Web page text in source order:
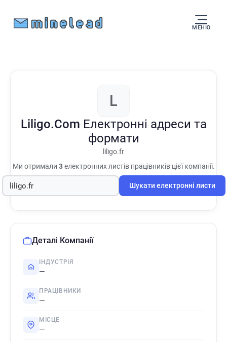
МЕНЮ
L
Liligo.Com Електронні адреси та
формати
liligo.fr
Ми отримали 3електронних листів працівників цієї компанії.
Шукати електронні листи
Деталі Компанії
ІНДУСТРІЯ
—
ПРАЦІВНИКИ
—
МІСЦЕ
—